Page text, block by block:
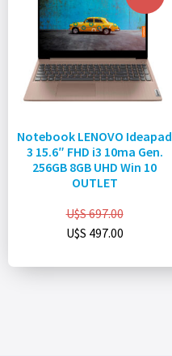
Notebook LENOVO Ideapad
3 15.6″ FHD i3 10ma Gen.
256GB 8GB UHD Win 10
OUTLET
U$S697.00
U$S 497.00